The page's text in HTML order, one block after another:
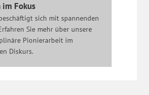
Fokus
sich mit spannenden
Sie mehr über unsere
Pionierarbeit im
Diskurs.